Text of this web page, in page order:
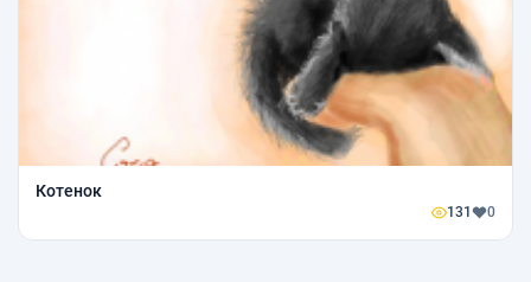
Котенок
131 0